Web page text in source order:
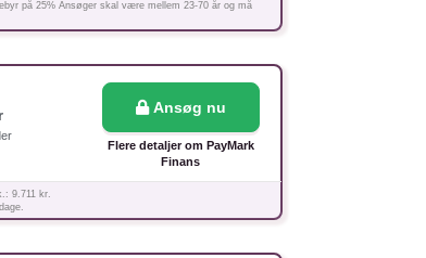
på 25% Ansøger skal være mellem 23-70 år og må
Ansøg nu
Flere detaljer om PayMark
Finans
9.711 kr.